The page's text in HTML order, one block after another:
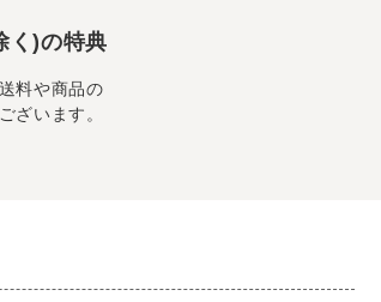
く)の特典
料や商品の
ざいます。